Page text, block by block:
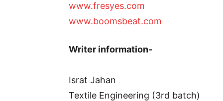
www.fresyes.com
www.boomsbeat.com
Writer information-
Israt Jahan
Textile Engineering (3rd batch)